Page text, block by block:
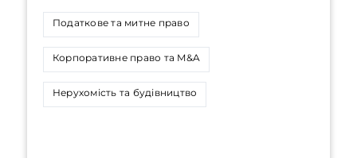
Податкове та митне право
Корпоративне право та M&A
Нерухомість та будівництво